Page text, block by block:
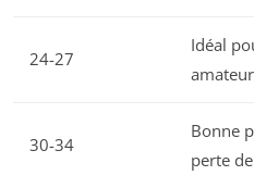
24-27
Idéal
30-34
Bonne
perte